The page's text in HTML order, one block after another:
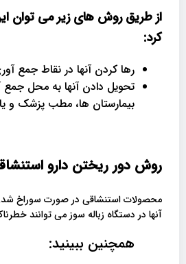
از طریق روش های زیر می توان
کرد:
رها کردن آنها در نقاط جمع
تحویل دادن آنها به محل جمع
بیمارستان ها، مطب پزشک و یا
روش دور ریختن دارو
محصولات استنشاقی در صورت سوراخ
آنها در دستگاه زباله سوز می توانند
همچنین ببینید: